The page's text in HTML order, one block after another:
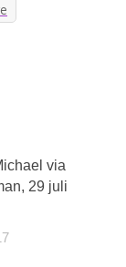
via
29 juli